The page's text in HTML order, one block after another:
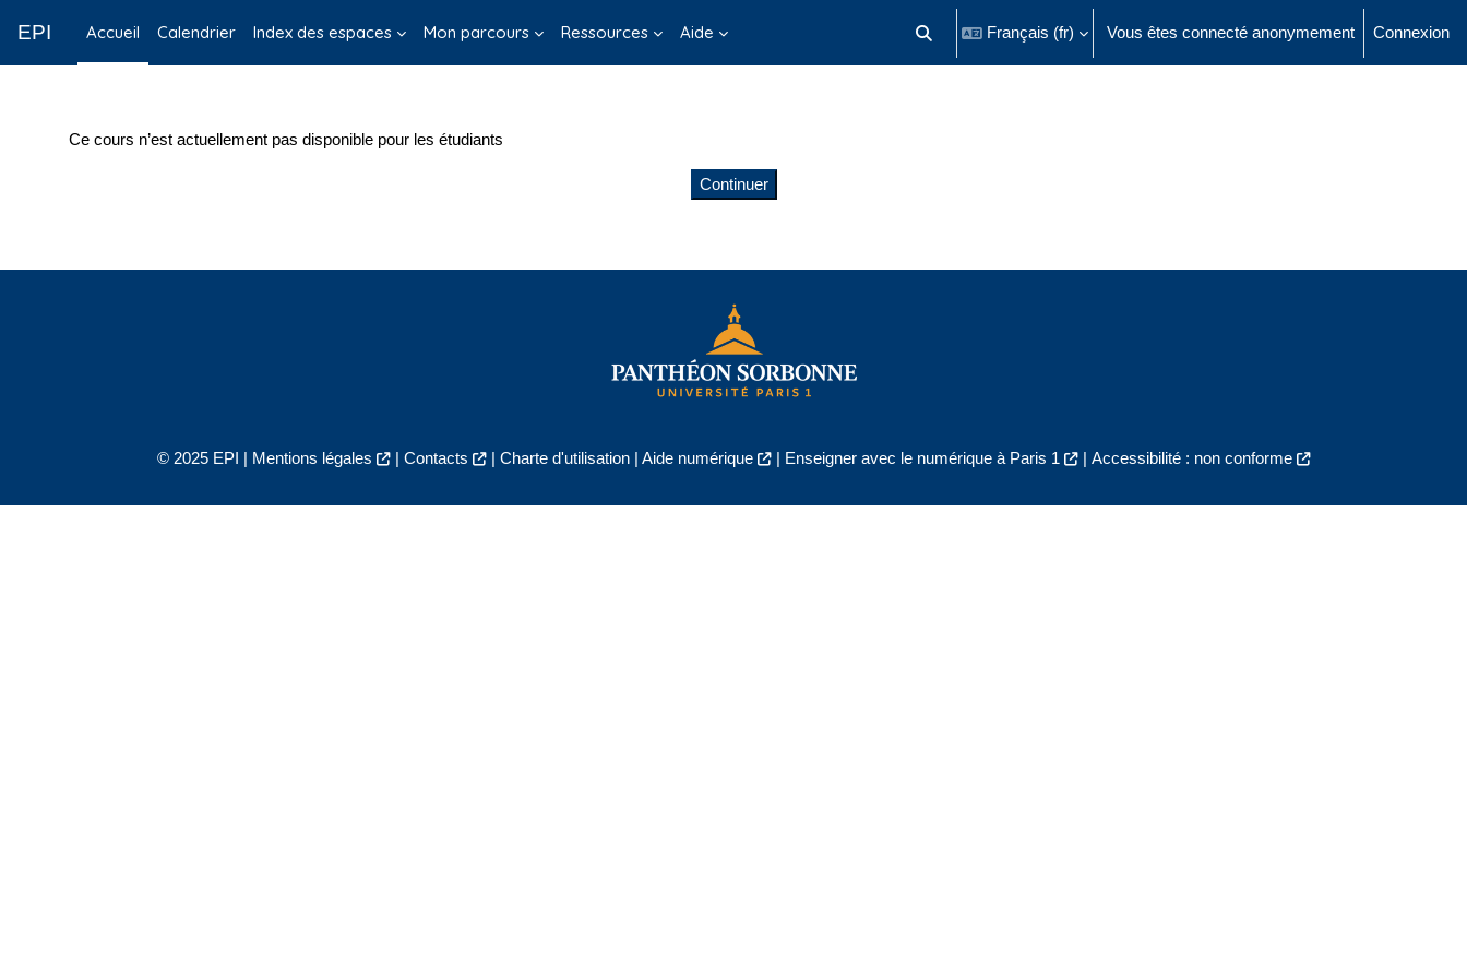
EPI Accueil Calendrier Index des espaces Mon parcours Ressources Aide Activer/désactiver la saisie de recherche
Français ‎(fr)‎ Vous êtes connecté anonymement Connexion
Ce cours n’est actuellement pas disponible pour les étudiants
Continuer
© 2025 EPI | Mentions légales | Contacts | Charte d'utilisation| Aide numérique | Enseigner avec le numérique à Paris 1 | Accessibilité : non conforme